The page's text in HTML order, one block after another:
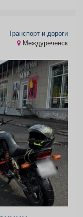
Транспорт и дороги
Междуреченск